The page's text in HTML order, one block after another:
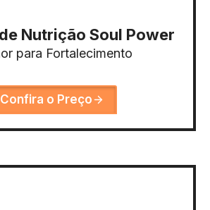
Nutrição Soul Power
para Fortalecimento
Confira o Preço